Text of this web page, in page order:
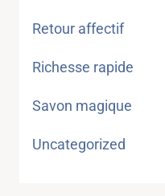
Retour affectif
Richesse rapide
Savon magique
Uncategorized